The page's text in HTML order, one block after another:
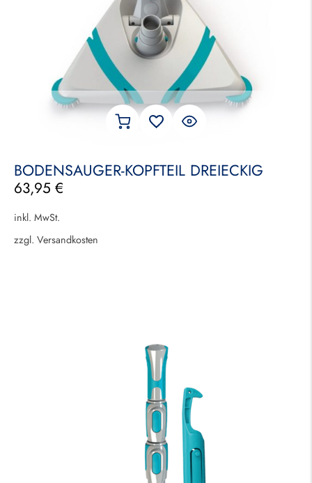
BODENSAUGER-KOPFTEIL DREIECKIG
63,95 €
inkl. MwSt.
zzgl. Versandkosten